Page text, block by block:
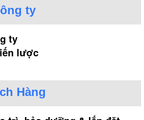
ty
ty
lược
Hàng